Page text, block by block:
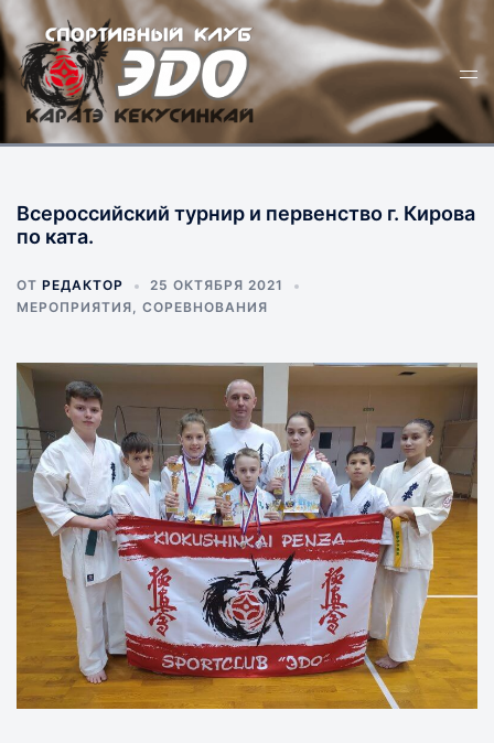
Перейти
к
содержимому
Всероссийский турнир и первенство г. Кирова
по ката.
ОТ РЕДАКТОР
25 ОКТЯБРЯ 2021
МЕРОПРИЯТИЯ, СОРЕВНОВАНИЯ